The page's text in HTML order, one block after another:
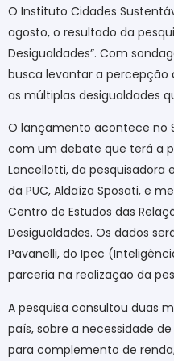
O Instituto Cidades
agosto, o resultado da
Desigualdades”. Com
busca levantar a percepção
as múltiplas desigualdades
O lançamento acontece no
com um debate que terá a
Lancellotti, da pesquisadora
da PUC, Aldaíza Sposati, e
Centro de Estudos das
Desigualdades. Os dados
Pavanelli, do Ipec
parceria na realização da
A pesquisa consultou duas
país, sobre a necessidade
para complemento de